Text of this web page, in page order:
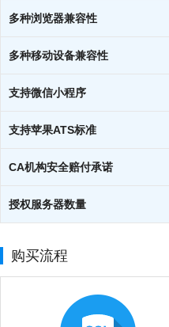
多种浏览器兼容性
多种移动设备兼容性
支持微信小程序
支持苹果ATS标准
CA机构安全赔付承诺
授权服务器数量
购买流程